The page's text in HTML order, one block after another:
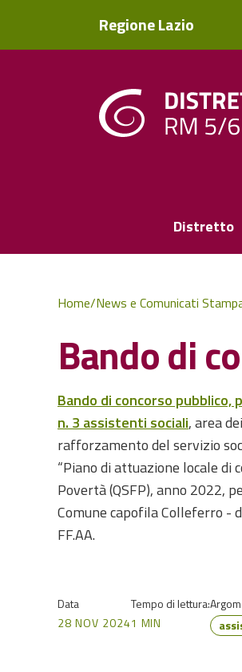
Regione Lazio
Distretto
Home/News e Comunicati
Bando di
Bando di concorso pubblico,
n. 3 assistenti sociali, area
rafforzamento del servizio
“Piano di attuazione locale di
Povertà (QSFP), anno 2022,
Comune capofila Colleferro -
FF.AA.
Data
28 NOV 2024
Tempo di lettura:
1 MIN